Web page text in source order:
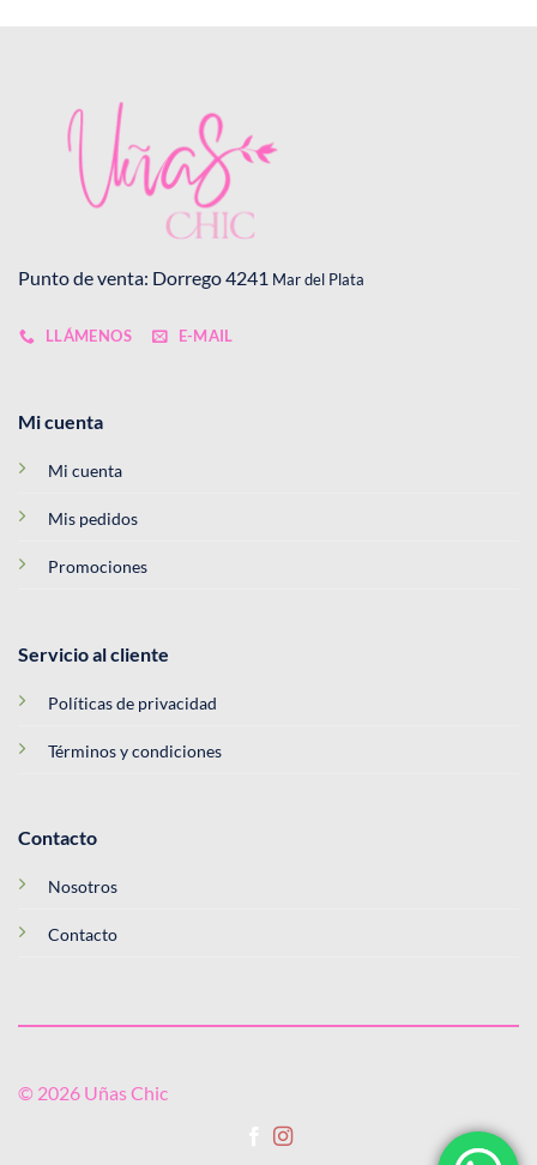
Punto de venta: Dorrego 4241 Mar del Plata
LLÁMENOS E-MAIL
Mi cuenta
Mi cuenta
Mis pedidos
Promociones
Servicio al cliente
Políticas de privacidad
Términos y condiciones
Contacto
Nosotros
Contacto
© 2026 Uñas Chic